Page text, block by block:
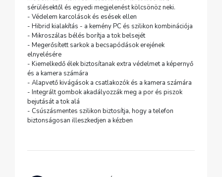
sérülésektől és egyedi megjelenést kölcsönöz neki.
- Védelem karcolások és esések ellen
- Hibrid kialakítás - a kemény PC és szilikon kombinációja
- Mikroszálas bélés borítja a tok belsejét
- Megerősített sarkok a becsapódások erejének
elnyelésére
- Kiemelkedő élek biztosítanak extra védelmet a képernyő
és a kamera számára
- Alapvető kivágások a csatlakozók és a kamera számára
- Integrált gombok akadályozzák meg a por és piszok
bejutását a tok alá
- Csúszásmentes szilikon biztosítja, hogy a telefon
biztonságosan illeszkedjen a kézben